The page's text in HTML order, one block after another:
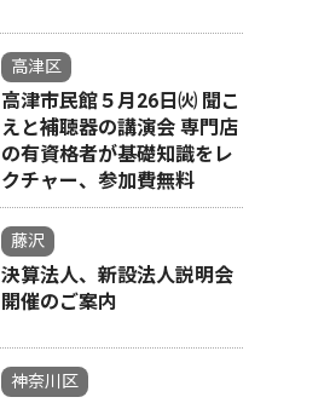
高津区
高津市民館５月26日㈫ 聞こ
えと補聴器の講演会 専門店
の有資格者が基礎知識をレ
クチャー、参加費無料
藤沢
決算法人、新設法人説明会
開催のご案内
神奈川区